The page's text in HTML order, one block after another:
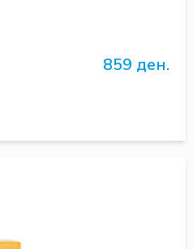
859 ден.